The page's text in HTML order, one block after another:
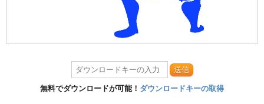
送信
無料でダウンロードが可能！ ダウンロードキーの取得